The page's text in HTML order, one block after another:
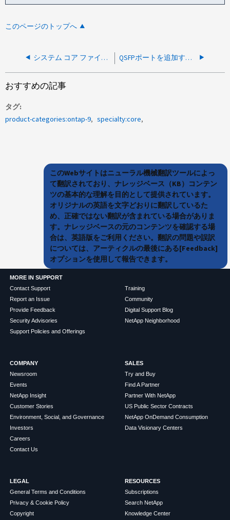
このページのトップへ
システム コア ファイルには機密性の高い顧客情報が含まれていますか? QSFPポートを追加するとボリューム移動操作の転送速度が向上しますか？
おすすめの記事
タグ
product-categories:ontap-9
specialty:core
このWebサイトはニューラル機械翻訳ツールによっ
て翻訳されており、ナレッジベース（KB）コンテン
ツの基本的な理解を目的として提供されています。
オリジナルの英語を文字どおりに翻訳しているた
め、正確ではない翻訳が含まれている場合がありま
す。ナレッジベースの元のコンテンツを確認する場
合は、英語版をご利用ください。翻訳の問題や誤訳
については、アーティクルの最後にある[Feedback]
オプションを使用して報告できます。
MORE IN SUPPORT
Contact Support
Report an Issue
Provide Feedback
Security Advisories
Support Policies and Offerings
Training
Community
Digital Support Blog
NetApp Neighborhood
COMPANY
Newsroom
Events
NetApp Insight
Customer Stories
Environment, Social, and Governance
Investors
Careers
Contact Us
SALES
Try and Buy
Find A Partner
Partner With NetApp
US Public Sector Contracts
NetApp OnDemand Consumption
Data Visionary Centers
LEGAL
General Terms and Conditions
Privacy & Cookie Policy
Copyright
RESOURCES
Subscriptions
Search NetApp
Knowledge Center